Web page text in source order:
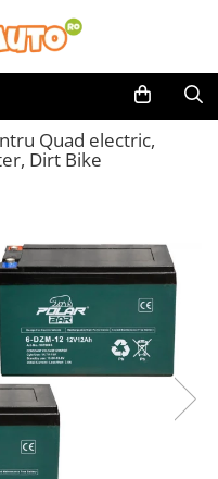
Quad electric,
Dirt Bike